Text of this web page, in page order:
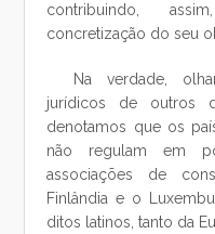
contribuindo,
concretização do seu
Na verdade,
jurídicos de outros
denotamos que os
não regulam em
associações de
Finlândia e o
ditos latinos, tanto da